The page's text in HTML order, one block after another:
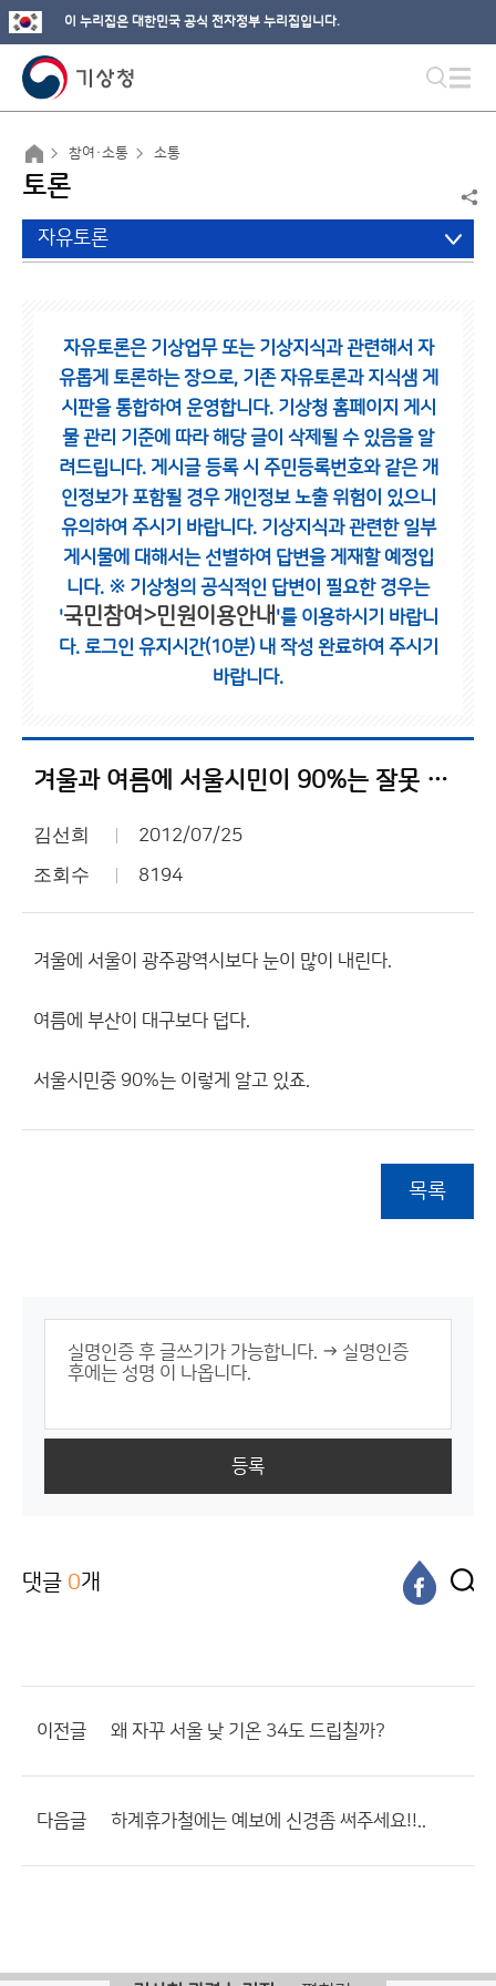
이 누리집은 대한민국 공식 전자정부 누리집입니다.
참여·소통 소통
토론
자유토론
자유토론은 기상업무 또는 기상지식과 관련해서 자
유롭게 토론하는 장으로, 기존 자유토론과 지식샘 게
시판을 통합하여 운영합니다. 기상청 홈페이지 게시
물 관리 기준에 따라 해당 글이 삭제될 수 있음을 알
려드립니다. 게시글 등록 시 주민등록번호와 같은 개
인정보가 포함될 경우 개인정보 노출 위험이 있으니
유의하여 주시기 바랍니다. 기상지식과 관련한 일부
게시물에 대해서는 선별하여 답변을 게재할 예정입
니다. ※ 기상청의 공식적인 답변이 필요한 경우는
'국민참여>민원이용안내 '를 이용하시기 바랍니
다. 로그인 유지시간(10분) 내 작성 완료하여 주시기
바랍니다.
겨울과 여름에 서울시민이 90%는 잘못 알고 있는 날씨상식
김선희 2012/07/25
조회수 8194
겨울에 서울이 광주광역시보다 눈이 많이 내린다.
여름에 부산이 대구보다 덥다.
서울시민중 90%는 이렇게 알고 있죠.
목록
등록
댓글 0개
이전글 왜 자꾸 서울 낮 기온 34도 드립칠까?
다음글 하계휴가철에는 예보에 신경좀 써주세요!!..